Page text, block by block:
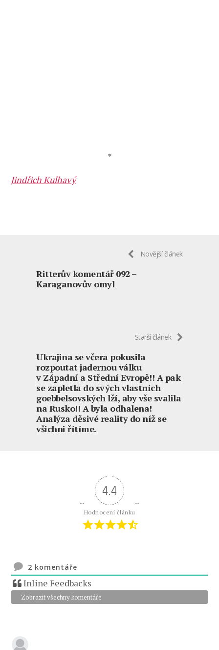
*
Jindřich Kulhavý
Novější článek
Ritterův komentář 092 –
Karaganovův omyl
Starší článek
Ukrajina se včera pokusila
rozpoutat jadernou válku
v Západní a Střední Evropě!! A pak
se zapletla do svých vlastních
goebbelsovských lží, aby vše svalila
na Rusko!! A byla odhalena!
Analýza děsivé reality do níž se
všichni řítíme.
4.4
Hodnocení článku
2 komentáře
Inline Feedbacks
Zobrazit všechny komentáře